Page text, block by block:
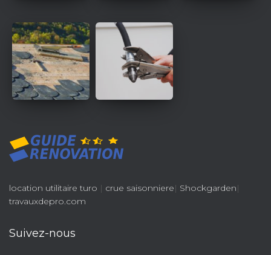
location utilitaire turo | crue saisonniere| Shockgarden|
travauxdepro.com
Suivez-nous